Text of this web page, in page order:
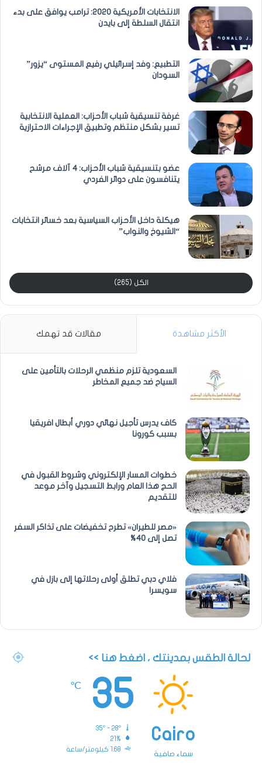
الانتخابات الأمريكية 2020: ترامب يوافق على بدء
انتقال السلطة إلى بايدن
التطبيع: وفد إسرائيلي رفيع المستوى “يزور”
السودان
غرفة تنسيقية شباب الأحزاب: العملية الانتخابية
تسير بشكل منتظم وتطبيق الإجراءات الاحترازية
عضو بتنسيقية شباب الأحزاب: 4 آلاف مرشح
يتنافسون على دوائر الفردي
هيكلة داخل الأحزاب السياسية بعد خسائر انتخابات
“الشيوخ والنواب”
الكل (265)
الأكثر مشاهدة مقالات قد تهمك
السعودية تلزم منظمي الرحلات بالتأمين على
السياح ضد جميع المخاطر
كاف يدرس تأجيل نهائي دوري أبطال افريقيا
بسبب كورونا
خطوات المسار الإلكتروني وشروط القبول في
الحج هذا العام ورابط التسجيل وآخر موعد
للتقديم
«مصر للطيران» تطرح تخفيضات على تذاكر السفر
تصل إلى 40%
فلاي دبي تطلق أولى رحلاتها إلى بازل في
سويسرا
لحالة الطقس بمدينتك ، اضغط هنا >>
Cairo
سماء صافية
35
℃
21%
1.68 كيلومتر/ساعة